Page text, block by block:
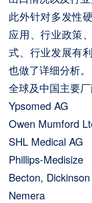
此外针对多发性
应用、行业政策
式、行业发展有
也做了详细分析。
全球及中国主要厂
Ypsomed AG
Owen Mumford
SHL Medical AG
Phillips-Medisize
Becton,
Nemera